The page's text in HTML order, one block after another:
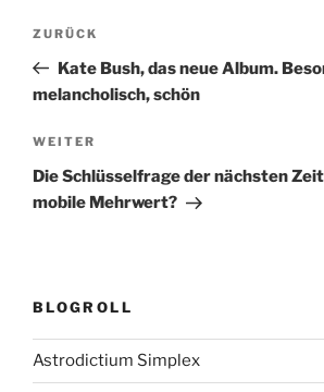
Beitragsnavigation
Vorheriger
Beitrag
ZURÜCK
Kate Bush, das neue Album.
melancholisch, schön
Nächster
Beitrag
WEITER
Die Schlüsselfrage der nächsten
mobile Mehrwert?
BLOGROLL
Astrodictium Simplex